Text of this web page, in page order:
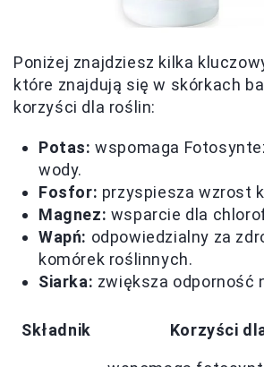
Poniżej znajdziesz kilka
które znajdują się w skórkach
korzyści dla roślin:
Potas: wspomaga
wody.
Fosfor: przyspiesza wzrost
Magnez: wsparcie dla
Wapń: odpowiedzialny za
komórek roślinnych.
Siarka: zwiększa odporność
Składnik Korzyści